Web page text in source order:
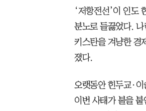
‘저항전선’이 인도
분노로 들끓었다.
키스탄을 겨냥한 경
졌다.
오랫동안 힌두교·
이번 사태가 불을